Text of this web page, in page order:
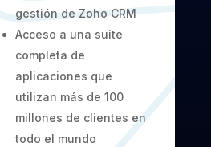
gestión de Zoho CRM
Acceso a una suite
completa de
aplicaciones que
utilizan más de 100
millones de clientes en
todo el mundo